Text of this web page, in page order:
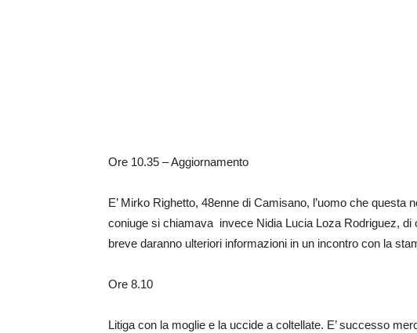
Ore 10.35 – Aggiornamento
E’ Mirko Righetto, 48enne di Camisano, l’uomo che questa
coniuge si chiamava invece Nidia Lucia Loza Rodriguez, di
breve daranno ulteriori informazioni in un incontro con la
Ore 8.10
Litiga con la moglie e la uccide a coltellate. E’ successo